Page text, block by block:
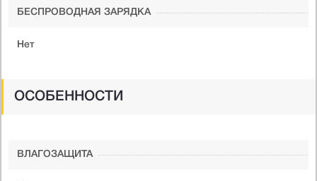
БЕСПРОВОДНАЯ ЗАРЯДКА
Нет
ОСОБЕННОСТИ
ВЛАГОЗАЩИТА